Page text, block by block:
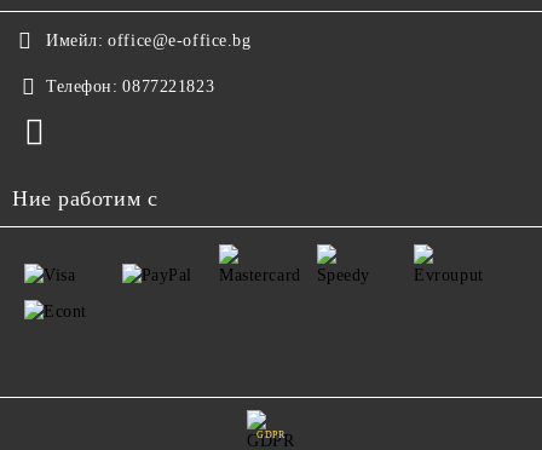
Имейл: office@e-office.bg
Телефон: 0877221823
Ние работим с
GDPR